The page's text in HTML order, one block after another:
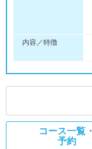
内容／特徴
コース一覧・
予約